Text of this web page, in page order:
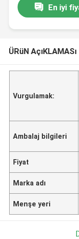
En iyi
ÜRüN AçıKLAMASı
Vurgulamak:
Ambalaj bilgileri
Fiyat
Marka adı
Menşe yeri